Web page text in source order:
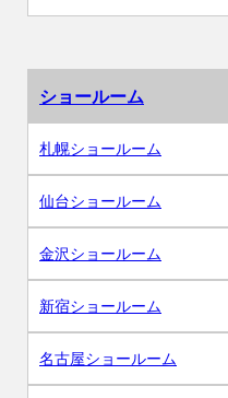
ショールーム
札幌ショールーム
仙台ショールーム
金沢ショールーム
新宿ショールーム
名古屋ショールーム